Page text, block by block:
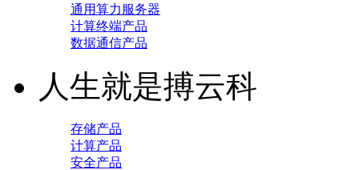
通用算力服务器
计算终端产品
数据通信产品
人生就是搏云科
存储产品
计算产品
安全产品